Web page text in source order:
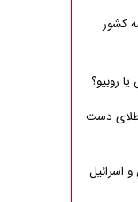
کشور
و سکه امروز ۱۶ مرداد ۱۴۰۵ | طلای دست
اسرائیل